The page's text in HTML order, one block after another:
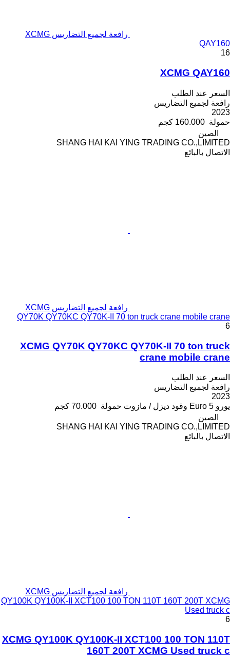
رافعة لجميع التضاريس XCMG
QAY160
16
XCMG QAY160
السعر عند الطلب
رافعة لجميع التضاريس
2023
حمولة 160.000 كجم
الصين
SHANG HAI KAI YING TRADING CO.,LIMITED
الاتصال بالبائع
رافعة لجميع التضاريس XCMG
QY70K QY70KC QY70K-II 70 ton truck crane mobile crane
6
XCMG QY70K QY70KC QY70K-II 70 ton truck
crane mobile crane
السعر عند الطلب
رافعة لجميع التضاريس
2023
يورو Euro 5 وقود ديزل / مازوت حمولة 70.000 كجم
الصين
SHANG HAI KAI YING TRADING CO.,LIMITED
الاتصال بالبائع
رافعة لجميع التضاريس XCMG
QY100K QY100K-II XCT100 100 TON 110T 160T 200T XCMG
Used truck c
6
XCMG QY100K QY100K-II XCT100 100 TON 110T
160T 200T XCMG Used truck c